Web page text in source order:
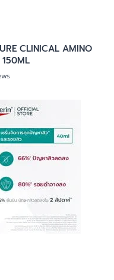
CLINICAL AMINO
150ML